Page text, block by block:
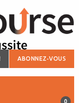
ABONNEZ-VOUS
0